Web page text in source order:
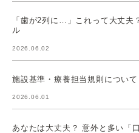
「歯が2列に…」これって大丈夫
ル
2026.06.02
施設基準・療養担当規則について
2026.06.01
あなたは大丈夫？ 意外と多い「